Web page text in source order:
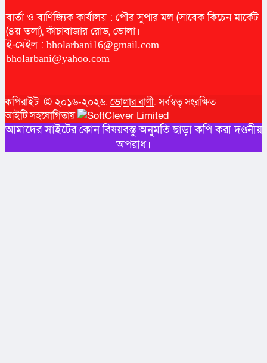
বার্তা ও বাণিজ্যিক কার্যালয় : পৌর সুপার মল (সাবেক কিচেন মার্কেট
(৪য় তলা), কাঁচাবাজার রোড, ভোলা।
ই-মেইল : bholarbani16@gmail.com
bholarbani@yahoo.com
কপিরাইট © ২০১৬-২০২৬. ভোলার বাণী. সর্বস্বত্ব সংরক্ষিত
আইটি সহযোগিতায়
আমাদের সাইটের কোন বিষয়বস্তু অনুমতি ছাড়া কপি করা দণ্ডনীয়
অপরাধ।